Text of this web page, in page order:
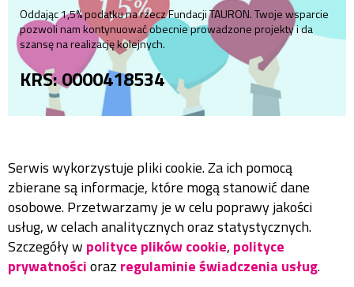
Oddając 1,5% podatku na rzecz Fundacji TAURON. Twoje wsparcie
pozwoli nam kontynuować obecnie prowadzone projekty i da
szansę na realizację kolejnych.
KRS: 0000418534
Serwis wykorzystuje pliki cookie. Za ich pomocą
zbierane są informacje, które mogą stanowić dane
osobowe. Przetwarzamy je w celu poprawy jakości
usług, w celach analitycznych oraz statystycznych.
Szczegóły w polityce plików cookie, polityce
prywatnościoraz regulaminie świadczenia usług.